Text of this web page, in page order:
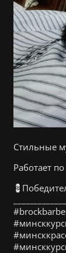
Стильные
Работает